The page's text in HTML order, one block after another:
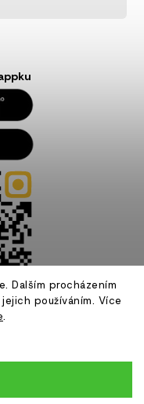
Dalším procházením
používáním. Více
.